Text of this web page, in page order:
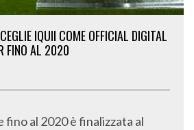
IQUII COME OFFICIAL DIGITAL
FINO AL 2020
fino al 2020 è finalizzata al